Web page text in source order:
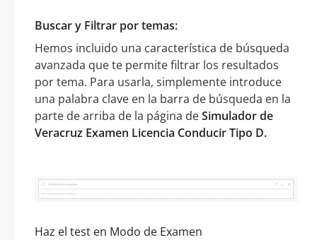
Buscar y Filtrar por temas:
Hemos incluido una característica de búsqueda
avanzada que te permite filtrar los resultados
por tema. Para usarla, simplemente introduce
una palabra clave en la barra de búsqueda en la
parte de arriba de la página deSimulador de
Veracruz Examen Licencia Conducir Tipo D.
Haz el test en Modo de Examen